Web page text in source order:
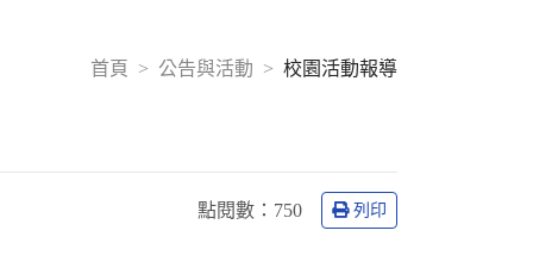
首頁 公告與活動 校園活動報導
點閱數： 750 列印